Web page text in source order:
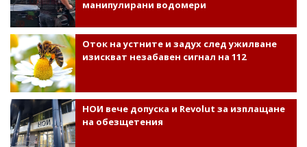
манипулирани водомери
Оток на устните и задух след ужилване
изискват незабавен сигнал на 112
НОИ вече допуска и Revolut за изплащане
на обезщетения